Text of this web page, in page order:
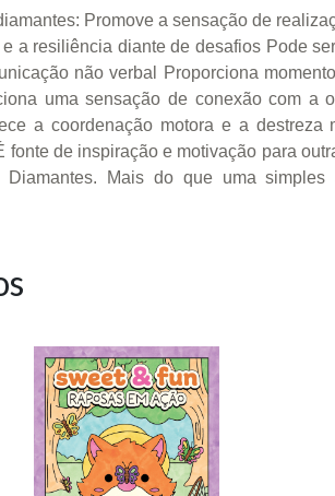
Promove a sensação de
a resiliência diante de desafios Pode
não verbal Proporciona
uma sensação de conexão com
a coordenação motora e a
de inspiração e motivação para
Mais do que uma